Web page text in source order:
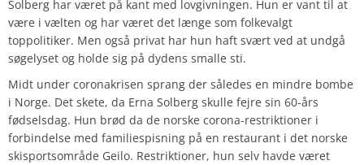
Solberg har været på kant med lovgivningen. Hun er vant til at
være i vælten og har været det længe som folkevalgt
toppolitiker. Men også privat har hun haft svært ved at undgå
søgelyset og holde sig på dydens smalle sti.
Midt under coronakrisen sprang der således en mindre bombe
i Norge. Det skete, da Erna Solberg skulle fejre sin 60-års
fødselsdag. Hun brød da de norske corona-restriktioner i
forbindelse med familiespisning på en restaurant i det norske
skisportsområde Geilo. Restriktioner, hun selv havde været